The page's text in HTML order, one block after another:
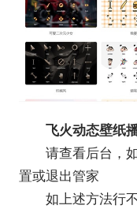
飞火动态壁纸
请查看后台，如
置或退出管家
如上述方法行不